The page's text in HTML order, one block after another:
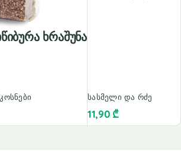
Ხრაშუნა
სასმელი და რძე
11,90 ₾